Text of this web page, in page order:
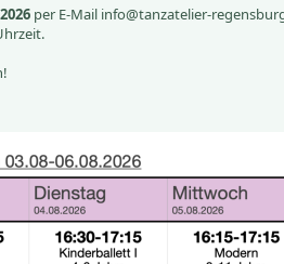
per E-Mail info@tanzatelier-